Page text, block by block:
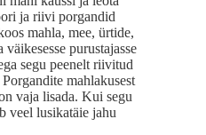
ja riivi porgandid
mahla, mee, ürtide,
purustajasse
segu peenelt riivitud
mahlakusest
vaja lisada. Kui segu
veel lusikatäie jahu